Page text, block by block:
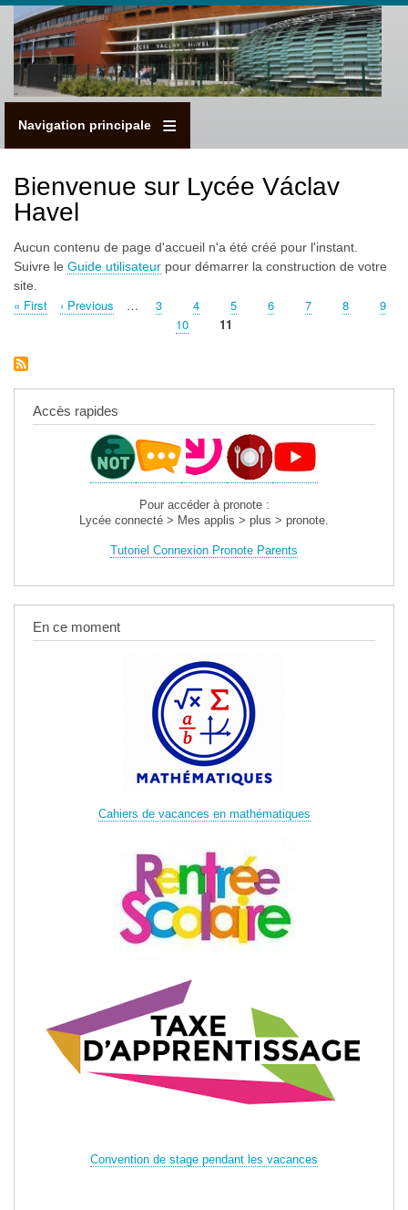
Aller
au
contenu
principal
Navigation principale
Bienvenue sur Lycée Václav
Havel
Aucun contenu de page d'accueil n'a été créé pour l'instant.
Suivre le Guide utilisateur pour démarrer la construction de votre
site.
Pagination
Première
« First
Page
‹ Previous … Page
3 Page
4 Page
5 Page
6 Page
7 Page
8 Page
9
Page
10
Page
11
Accès rapides
Pour accéder à pronote :
Lycée connecté > Mes applis > plus > pronote.
Tutoriel Connexion Pronote Parents
En ce moment
Cahiers de vacances en mathématiques
Convention de stage pendant les vacances